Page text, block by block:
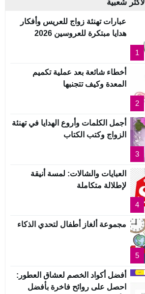
الأكثر شعبية
1
عبارات تهنئة زواج للعريس وأفكار
هدايا مبتكرة للعروسين 2026
2
أخطاء شائعة بعد عملية تكميم
المعدة وكيف تتجنبها
3
أجمل الكلمات وأروع الهدايا في تهنئة
الزواج وكتب الكتاب
4
العبايات والشالات: لمسة أنيقة
لإطلالة متكاملة
5
مجموعة ألغاز أطفال لتحدي الذكاء
أفضل أكواد الخصم لعشاق العطور:
احصل على روائح فاخرة بأفضل